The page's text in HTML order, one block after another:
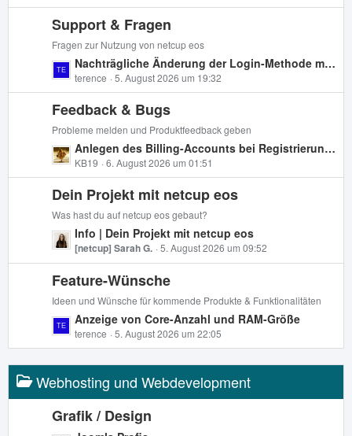
B
e
i
t
r
ä
g
e
Support & Fragen
Fragen zur Nutzung von netcup eos
L
e
t
z
t
e
B
e
i
t
r
ä
g
e
Nachträgliche Änderung der Login-Methode möglich?
terence 5. August 2026 um 19:32
Feedback & Bugs
Probleme melden und Produktfeedback geben
L
e
t
z
t
e
B
i
t
r
ä
g
e
Anlegen des Billing-Accounts bei Registrierung schlägt fehl
KB19 6. August 2026 um 01:51
Dein Projekt mit netcup eos
Was hast du auf netcup eos gebaut?
L
e
t
z
t
B
r
g
Info | Dein Projekt mit netcup eos
[netcup] Sarah G. 5. August 2026 um 09:52
Feature-Wünsche
Ideen und Wünsche für kommende Produkte & Funktionalitäten
L
e
t
z
t
e
B
Anzeige von Core-Anzahl und RAM-Größe
terence 5. August 2026 um 22:05
Webhosting und Webdevelopment
Grafik / Design